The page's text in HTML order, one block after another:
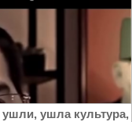
ушли, ушла культура,